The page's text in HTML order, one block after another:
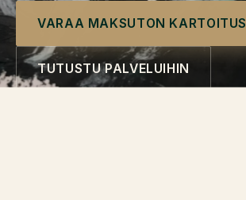
VARAA MAKSUTON KARTOITUS
TUTUSTU PALVELUIHIN